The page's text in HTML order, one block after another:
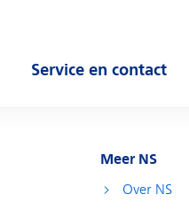
Service en contact
Meer NS
Over NS